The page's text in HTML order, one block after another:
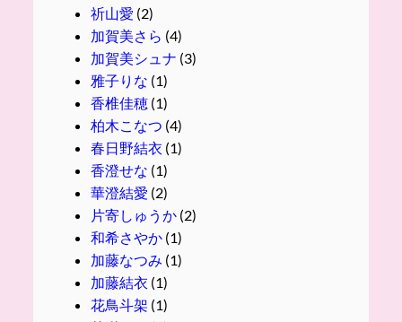
祈山愛 (2)
加賀美さら (4)
加賀美シュナ (3)
雅子りな (1)
香椎佳穂(1)
柏木こなつ (4)
春日野結衣 (1)
香澄せな (1)
華澄結愛 (2)
片寄しゅうか(2)
和希さやか(1)
加藤なつみ (1)
加藤結衣 (1)
花鳥斗架 (1)